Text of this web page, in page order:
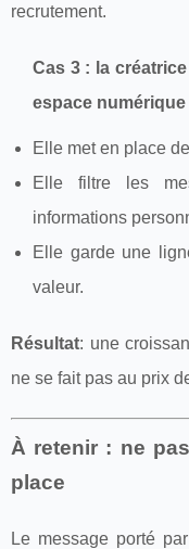
recrutement.
Cas 3 : la
espace numérique
Elle met en place
Elle filtre les
informations
Elle garde une
valeur.
Résultat: une
ne se fait pas au prix
À retenir : ne
place
Le message porté